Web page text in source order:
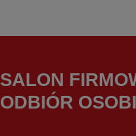
SALON
ODBIÓR